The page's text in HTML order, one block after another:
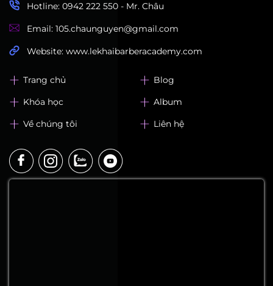
Hotline: 0942 222 550 - Mr. Châu
Email: 105.chaunguyen@gmail.com
Website: www.lekhaibarberacademy.com
Trang chủ
Blog
Khóa học
Album
Về chúng tôi
Liên hệ